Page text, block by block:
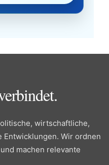
wirtschaftliche,
Wir ordnen
machen relevante